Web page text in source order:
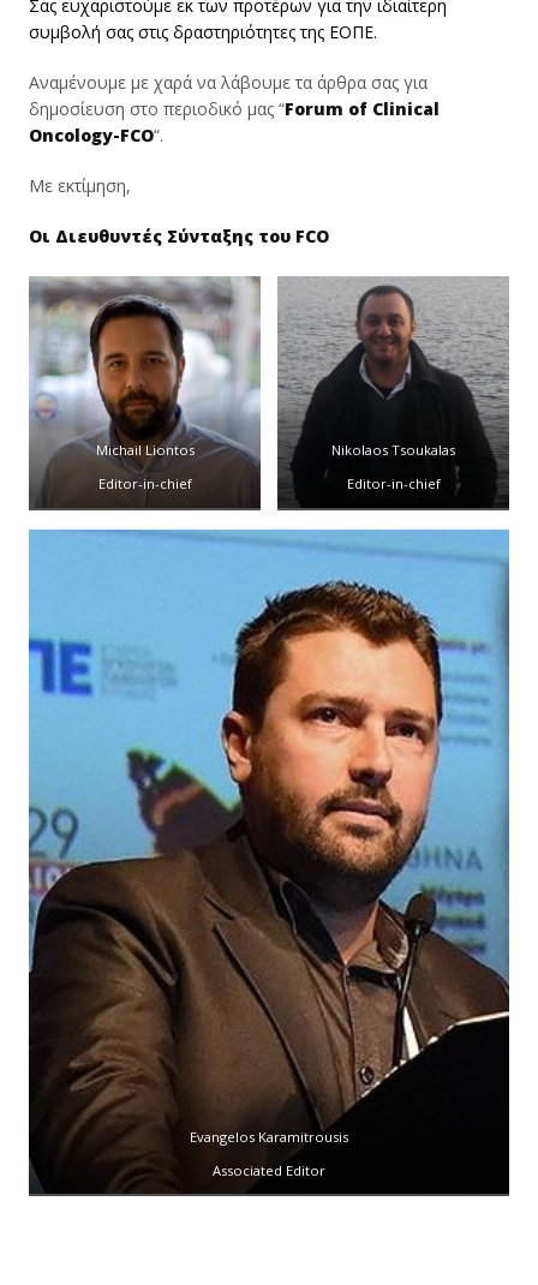
Σας ευχαριστούμε εκ των προτέρων για την ιδιαίτερη
συμβολή σας στις δραστηριότητες της ΕΟΠΕ.
Αναμένουμε με χαρά να λάβουμε τα άρθρα σας για
δημοσίευση στο περιοδικό μας “Forum of Clinical
Oncology-FCO“.
Με εκτίμηση,
Οι Διευθυντές Σύνταξης του FCO
Michail Liontos
Editor-in-chief
Nikolaos Tsoukalas
Editor-in-chief
Evangelos Karamitrousis
Associated Editor